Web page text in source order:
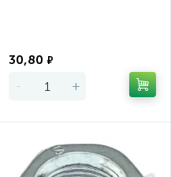
30,80 ₽
- +